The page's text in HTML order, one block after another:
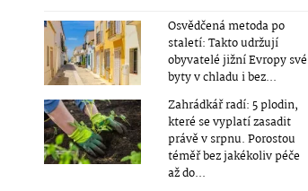
Osvědčená metoda po
staletí: Takto udržují
obyvatelé jižní Evropy své
byty v chladu i bez...
Zahrádkář radí: 5 plodin,
které se vyplatí zasadit
právě v srpnu. Porostou
téměř bez jakékoliv péče
až do...